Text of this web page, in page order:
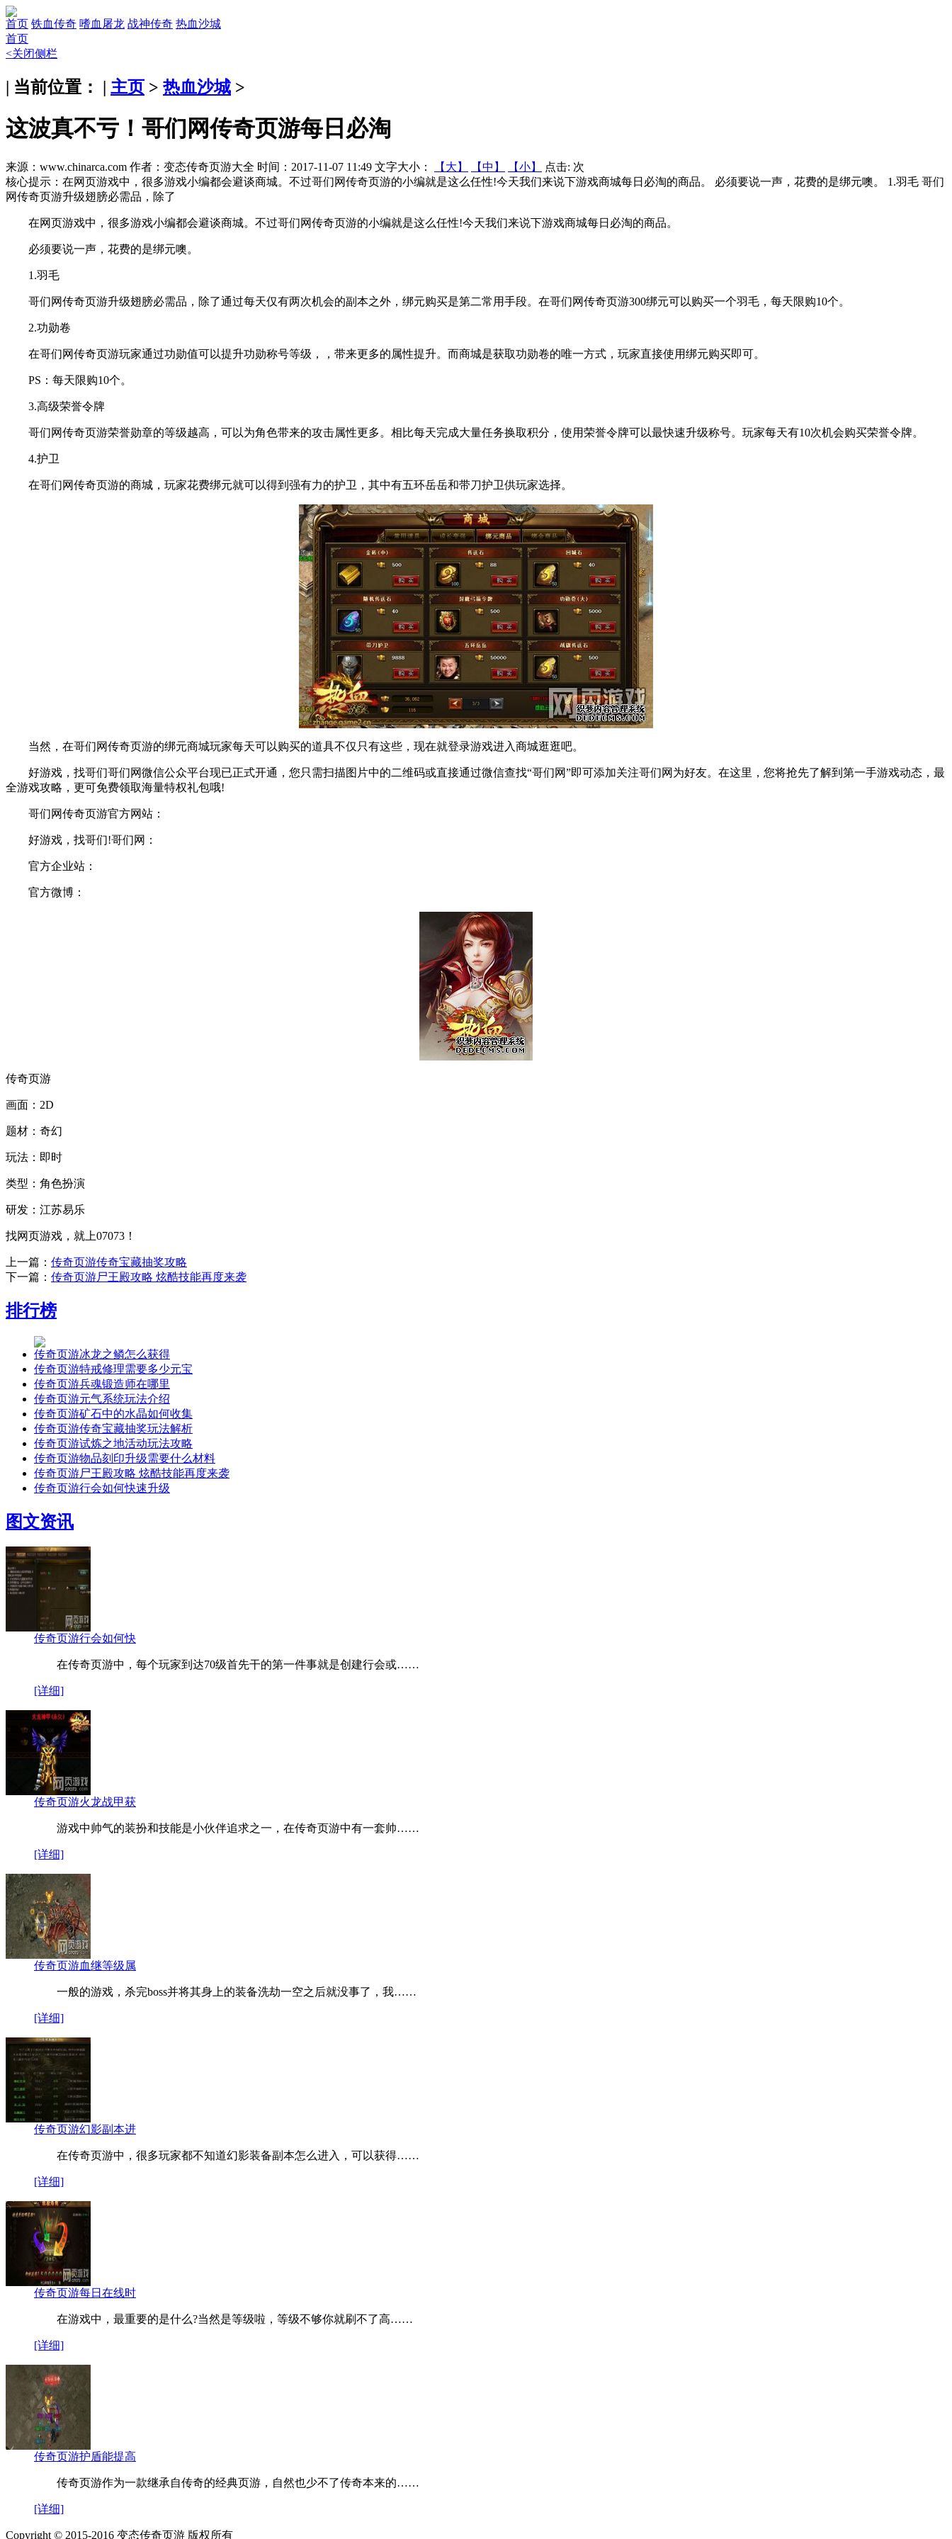
首页 铁血传奇 嗜血屠龙 战神传奇 热血沙城
首页
<关闭侧栏
| 当前位置： | 主页 > 热血沙城 >
这波真不亏！哥们网传奇页游每日必淘
来源：www.chinarca.com 作者：变态传奇页游大全 时间：2017-11-07 11:49 文字大小： 【大】 【中】 【小】 点击: 次
核心提示： 在网页游戏中，很多游戏小编都会避谈商城。不过哥们网传奇页游的小编就是这么任性!今天我们来说下游戏商城每日必淘的商品。 必须要说一声，花费的是绑元噢。 1.羽毛 哥们
网传奇页游升级翅膀必需品，除了
在网页游戏中，很多游戏小编都会避谈商城。不过哥们网传奇页游的小编就是这么任性!今天我们来说下游戏商城每日必淘的商品。
必须要说一声，花费的是绑元噢。
1.羽毛
哥们网传奇页游升级翅膀必需品，除了通过每天仅有两次机会的副本之外，绑元购买是第二常用手段。在哥们网传奇页游300绑元可以购买一个羽毛，每天限购10个。
2.功勋卷
在哥们网传奇页游玩家通过功勋值可以提升功勋称号等级，，带来更多的属性提升。而商城是获取功勋卷的唯一方式，玩家直接使用绑元购买即可。
PS：每天限购10个。
3.高级荣誉令牌
哥们网传奇页游荣誉勋章的等级越高，可以为角色带来的攻击属性更多。相比每天完成大量任务换取积分，使用荣誉令牌可以最快速升级称号。玩家每天有10次机会购买荣誉令牌。
4.护卫
在哥们网传奇页游的商城，玩家花费绑元就可以得到强有力的护卫，其中有五环岳岳和带刀护卫供玩家选择。
当然，在哥们网传奇页游的绑元商城玩家每天可以购买的道具不仅只有这些，现在就登录游戏进入商城逛逛吧。
好游戏，找哥们哥们网微信公众平台现已正式开通，您只需扫描图片中的二维码或直接通过微信查找“哥们网”即可添加关注哥们网为好友。在这里，您将抢先了解到第一手游戏动态，最
全游戏攻略，更可免费领取海量特权礼包哦!
哥们网传奇页游官方网站：
好游戏，找哥们!哥们网：
官方企业站：
官方微博：
传奇页游
画面：2D
题材：奇幻
玩法：即时
类型：角色扮演
研发：江苏易乐
找网页游戏，就上07073！
上一篇： 传奇页游传奇宝藏抽奖攻略
下一篇： 传奇页游尸王殿攻略 炫酷技能再度来袭
排行榜
传奇页游冰龙之鳞怎么获得
传奇页游特戒修理需要多少元宝
传奇页游兵魂锻造师在哪里
传奇页游元气系统玩法介绍
传奇页游矿石中的水晶如何收集
传奇页游传奇宝藏抽奖玩法解析
传奇页游试炼之地活动玩法攻略
传奇页游物品刻印升级需要什么材料
传奇页游尸王殿攻略 炫酷技能再度来袭
传奇页游行会如何快速升级
图文资讯
传奇页游行会如何快
在传奇页游中，每个玩家到达70级首先干的第一件事就是创建行会或……
[详细]
传奇页游火龙战甲获
游戏中帅气的装扮和技能是小伙伴追求之一，在传奇页游中有一套帅……
[详细]
传奇页游血继等级属
一般的游戏，杀完boss并将其身上的装备洗劫一空之后就没事了，我……
[详细]
传奇页游幻影副本进
在传奇页游中，很多玩家都不知道幻影装备副本怎么进入，可以获得……
[详细]
传奇页游每日在线时
在游戏中，最重要的是什么?当然是等级啦，等级不够你就刷不了高……
[详细]
传奇页游护盾能提高
传奇页游作为一款继承自传奇的经典页游，自然也少不了传奇本来的……
[详细]
Copyright © 2015-2016 变态传奇页游 版权所有